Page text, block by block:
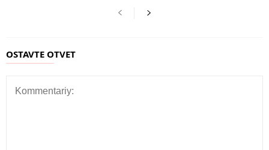
OSTAVTE OTVET